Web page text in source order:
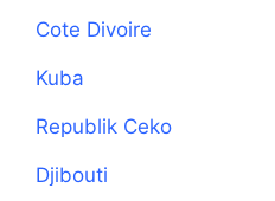
Cote Divoire
Kuba
Republik Ceko
Djibouti